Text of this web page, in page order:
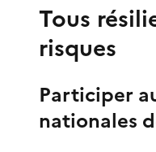
Tous
risques
Participer
nationales